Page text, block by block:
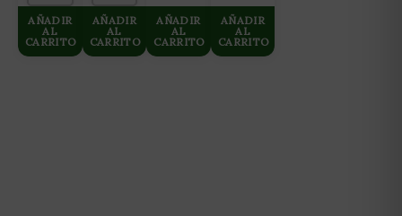
AÑADIR
AL
CARRITO
AÑADIR
AL
CARRITO
AÑADIR
AL
CARRITO
AÑADIR
AL
CARRITO